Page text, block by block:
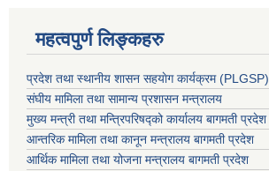
महत्वपुर्ण लिङ्कहरु
प्रदेश तथा स्थानीय शासन सहयाेग कार्यक्रम (PLGSP)
संघीय मामिला तथा सामान्य प्रशासन मन्त्रालय
मुख्य मन्त्री तथा मन्त्रिपरिषद्को कार्यालय बागमती प्रदेश
आन्तरिक मामिला तथा कानून मन्त्रालय बागमती प्रदेश
आर्थिक मामिला तथा योजना मन्त्रालय बागमती प्रदेश